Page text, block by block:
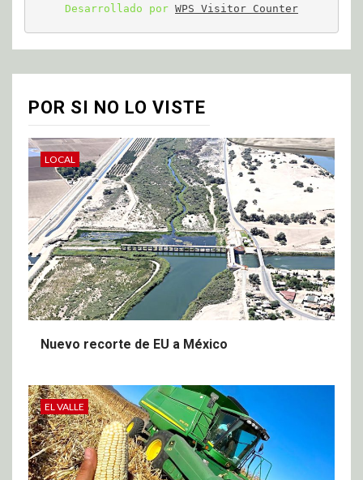
Desarrollado por WPS Visitor Counter
POR SI NO LO VISTE
LOCAL
Nuevo recorte de EU a México
EL VALLE